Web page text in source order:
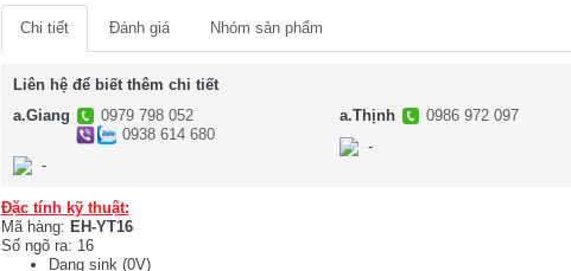
Chi tiết Đánh giá Nhóm sản phẩm
Liên hệ để biết thêm chi tiết
a.Giang
0979 798 052
0938 614 680
-
a.Thịnh
0986 972 097
-
Đặc tính kỹ thuật:
Mã hàng: EH-YT16
Số ngõ ra: 16
Dạng sink (0V)